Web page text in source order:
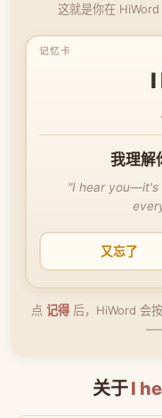
这就是你在
I
我理解
"I hear you—it's
又忘了
点 记得后，HiWord 会
——
关于I